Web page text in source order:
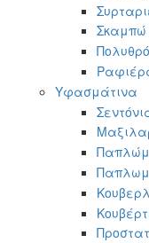
Σκαμπώ
Υφασμάτινα